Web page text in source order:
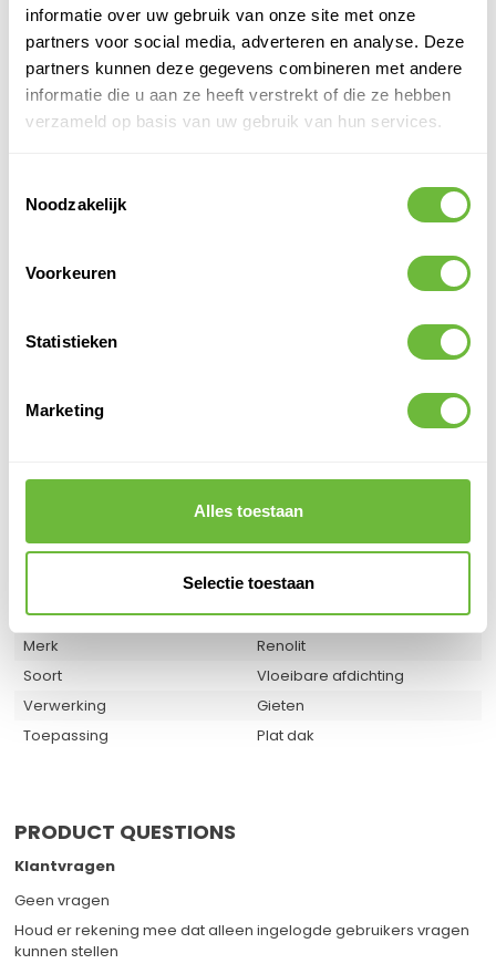
informatie over uw gebruik van onze site met onze
partners voor social media, adverteren en analyse. Deze
partners kunnen deze gegevens combineren met andere
informatie die u aan ze heeft verstrekt of die ze hebben
verzameld op basis van uw gebruik van hun services.
Noodzakelijk
Voorkeuren
Statistieken
Marketing
Alles toestaan
Selectie toestaan
Eenvoudige applicatie
Verbetert detailafwerking
SKU
821005
9503454695637
Verkoophoeveelheid
1
Merk
Renolit
Soort
Vloeibare afdichting
Verwerking
Gieten
Toepassing
Plat dak
PRODUCT QUESTIONS
Klantvragen
Geen vragen
Houd er rekening mee dat alleen ingelogde gebruikers vragen
kunnen stellen
volgende voordelen:
Eenvoudige applicatie
Duurzaam en betrouwbaar resultaat
Flexibel en veelzijdig inzetbaar
TOEPASSING EN VERWERKING
ALKORPLAN afdichtingsmembranen. Schud het product goed
voor gebruik en verdun het indien nodig met THF. Het verbruik